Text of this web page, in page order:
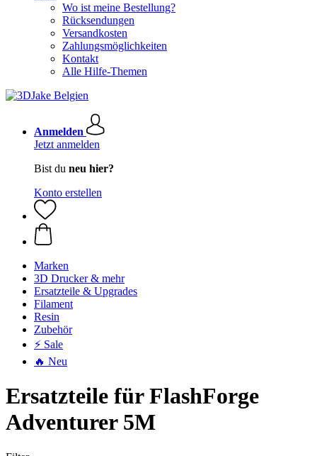
Wo ist meine Bestellung?
Rücksendungen
Versandkosten
Zahlungsmöglichkeiten
Kontakt
Alle Hilfe-Themen
Anmelden
Jetzt anmelden
Bist du neu hier?
Konto erstellen
Marken
3D Drucker & mehr
Ersatzteile & Upgrades
Filament
Resin
Zubehör
⚡ Sale
🔥 Neu
Ersatzteile für FlashForge
Adventurer 5M